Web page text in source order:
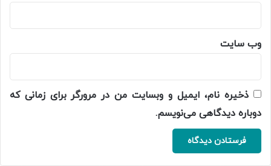
وب‌ سایت
ذخیره نام، ایمیل و وبسایت من در مرورگر برای زمانی که
دوباره دیدگاهی می‌نویسم.